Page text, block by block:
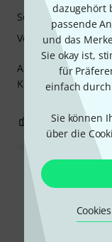
dazugehört
passende
und das
Sie okay ist,
für
einfach durch
Sie können
über die
Ausgezeichnetes
Klang
Sound
Verarbeitung
0